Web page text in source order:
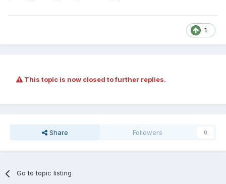
1
This topic is now closed to further replies.
Share Followers 0
Go to topic listing